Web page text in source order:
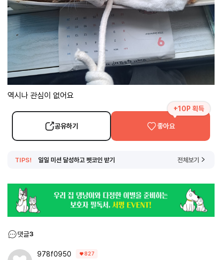
역시나 관심이 없어요
공유하기
+10P 획득
좋아요
TIPS! 일일 미션 달성하고 펫코인 받기 전체보기
댓글3
978f0950 827